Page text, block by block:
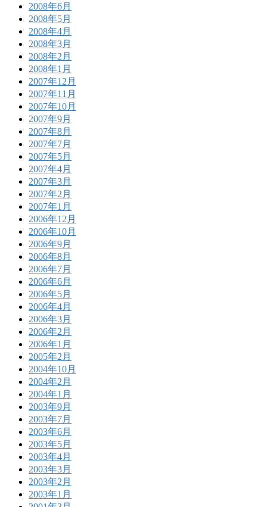
2008年6月
2008年5月
2008年4月
2008年3月
2008年2月
2008年1月
2007年12月
2007年11月
2007年10月
2007年9月
2007年8月
2007年7月
2007年5月
2007年4月
2007年3月
2007年2月
2007年1月
2006年12月
2006年10月
2006年9月
2006年8月
2006年7月
2006年6月
2006年5月
2006年4月
2006年3月
2006年2月
2006年1月
2005年2月
2004年10月
2004年2月
2004年1月
2003年9月
2003年7月
2003年6月
2003年5月
2003年4月
2003年3月
2003年2月
2003年1月